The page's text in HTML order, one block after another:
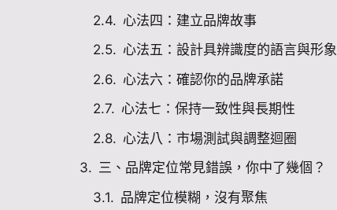
心法四：建立品牌故事
心法五：設計具辨識度的語言與形象
心法六：確認你的品牌承諾
心法七：保持一致性與長期性
心法八：市場測試與調整迴圈
三、品牌定位常見錯誤，你中了幾個？
品牌定位模糊，沒有聚焦